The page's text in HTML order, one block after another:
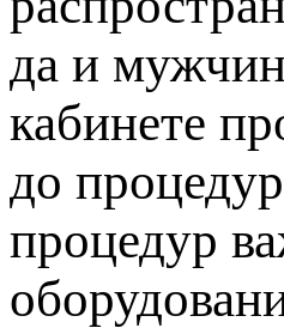
да и
кабинете
до
процедур